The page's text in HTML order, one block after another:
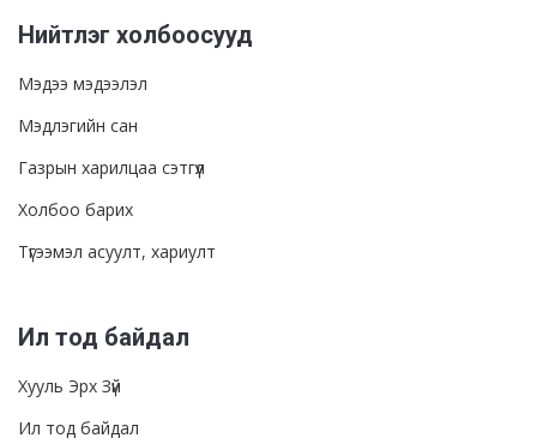
Нийтлэг холбоосууд
Мэдээ мэдээлэл
Мэдлэгийн сан
Газрын харилцаа сэтгүүл
Холбоо барих
Түгээмэл асуулт, хариулт
Ил тод байдал
Хууль Эрх Зүй
Ил тод байдал